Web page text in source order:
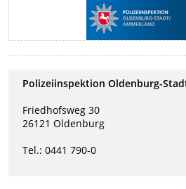
Polizeiinspektion Oldenburg-
Friedhofsweg 30
26121 Oldenburg
Tel.: 0441 790-0